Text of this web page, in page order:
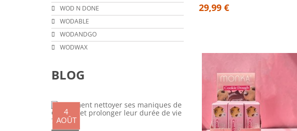
WOD N DONE
WODABLE
WODANDGO
WODWAX
BLOG
4
AOÛT
29,99 €